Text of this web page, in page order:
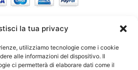
la tua privacy
utilizziamo tecnologie come i cookie
alle informazioni del dispositivo. Il
ci permetterà di elaborare dati come il